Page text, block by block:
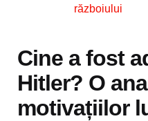
războiului
Cine a fost
Hitler? O
motivațiilor